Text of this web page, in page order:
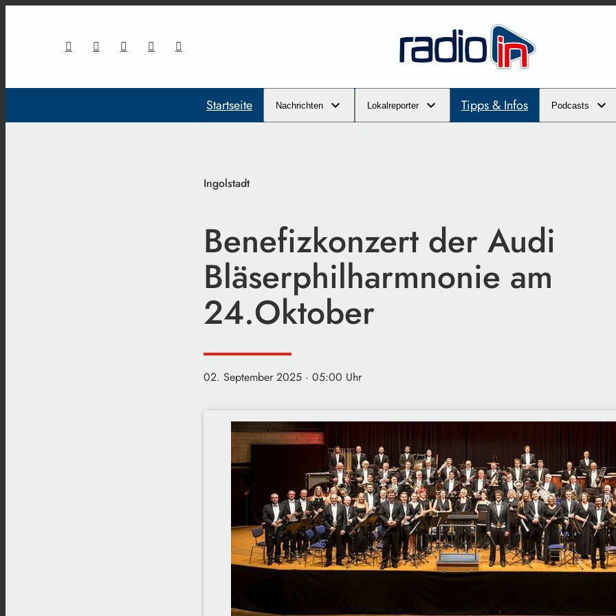
Startseite Nachrichten Lokalreporter Tipps & Infos Podcasts
Ingolstadt
Benefizkonzert der Audi
Bläserphilharmnonie am
24.Oktober
02. September 2025 · 05:00 Uhr